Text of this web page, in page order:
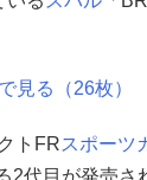
見る（26枚）
トFRスポーツ
代目が発売さ